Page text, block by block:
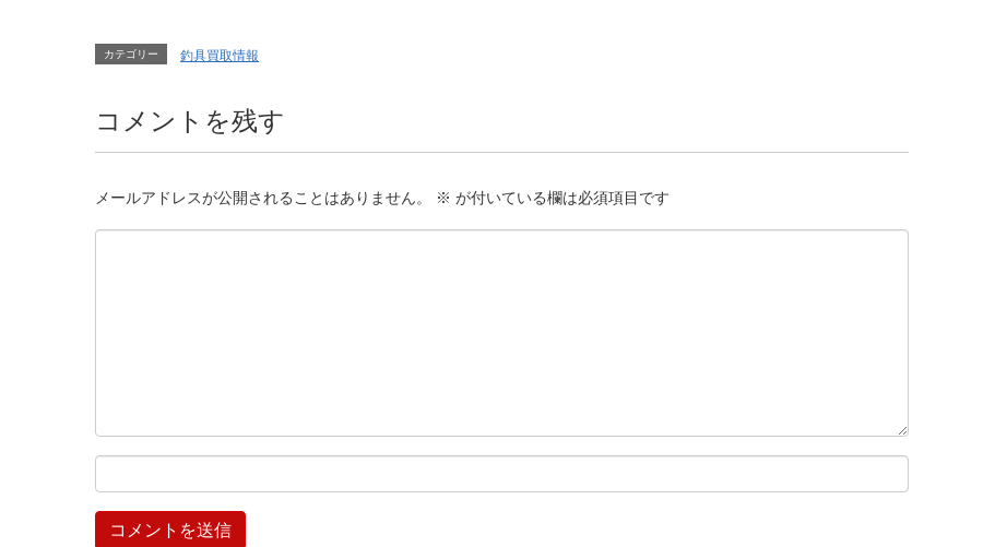
カテゴリー 釣具買取情報
コメントを残す
メールアドレスが公開されることはありません。 ※ が付いている欄は必須項目です